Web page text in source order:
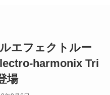
エフェクトルー
harmonix Tri
場